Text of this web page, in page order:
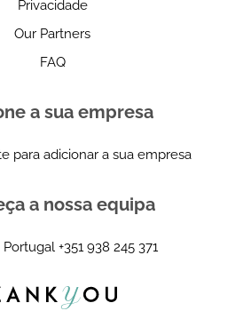
Privacidade
Our Partners
FAQ
a sua empresa
para adicionar a sua empresa
a nossa equipa
+351 938 245 371